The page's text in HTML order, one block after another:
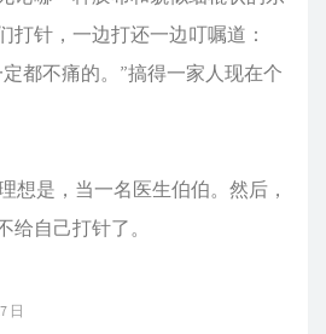
打针，一边打还一边叮嘱道：
都不痛的。”搞得一家人现在个
是，当一名医生伯伯。然后，
给自己打针了。
日